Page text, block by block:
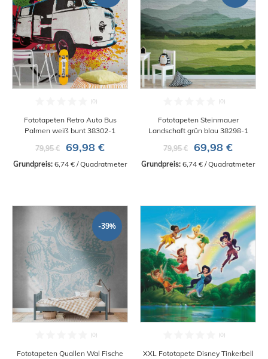
Fototapeten Retro Auto Bus
Palmen weiß bunt 38302-1
79,95 €
69,98 €
Grundpreis: 6,74 € / Quadratmeter
Fototapeten Steinmauer
Landschaft grün blau 38298-1
79,95 €
69,98 €
Grundpreis: 6,74 € / Quadratmeter
-39%
Fototapeten Quallen Wal Fische
XXL Fototapete Disney Tinkerbell